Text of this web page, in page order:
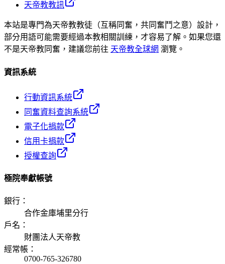
天帝教教訊
本站是專門為天帝教教徒（互稱同奮，共同奮鬥之意）設計，
部分用語可能需要經過本教相關訓練，才容易了解。如果您還
不是天帝教同奮，建議您前往 天帝教全球網 瀏覽。
資訊系統
行動資訊系統
同奮資料查詢系統
電子化捐款
信用卡捐款
授權查詢
極院奉獻帳號
銀行 ：
合作金庫埔里分行
戶名 ：
財團法人天帝教
經常帳 ：
0700-765-326780